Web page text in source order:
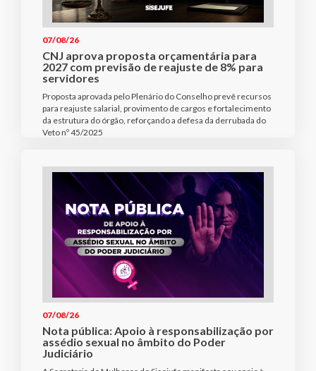
07/08/26
CNJ aprova proposta orçamentária para
2027 com previsão de reajuste de 8% para
servidores
Proposta aprovada pelo Plenário do Conselho prevê recursos
para reajuste salarial, provimento de cargos e fortalecimento
da estrutura do órgão, reforçando a defesa da derrubada do
Veto nº 45/2025
07/08/26
Nota pública: Apoio à responsabilização por
assédio sexual no âmbito do Poder
Judiciário